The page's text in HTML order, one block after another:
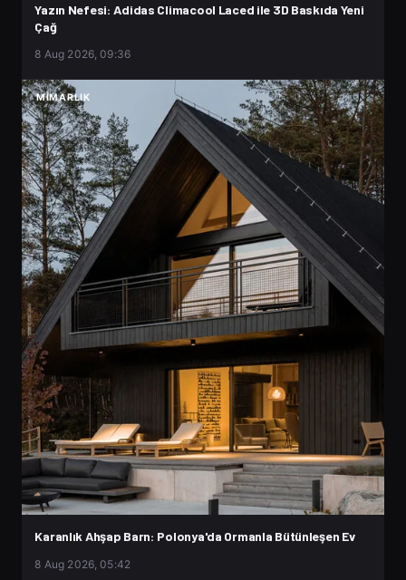
Yazın Nefesi: Adidas Climacool Laced ile 3D Baskıda Yeni
Çağ
8 Aug 2026, 09:36
MIMARLIK
Karanlık Ahşap Barn: Polonya'da Ormanla Bütünleşen Ev
8 Aug 2026, 05:42